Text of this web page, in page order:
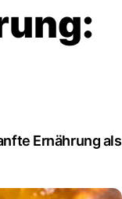
Ernährung als